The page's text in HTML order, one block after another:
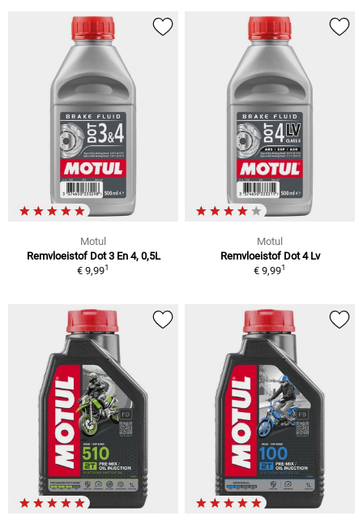
Motul
Remvloeistof Dot 3 En 4, 0,5L
€ 9,991
Motul
Remvloeistof Dot 4 Lv
€ 9,991